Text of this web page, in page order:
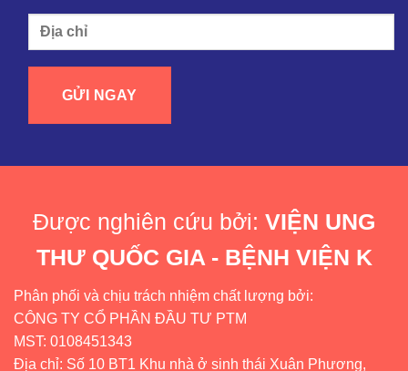
Được nghiên cứu bởi: VIỆN UNG
THƯ QUỐC GIA - BỆNH VIỆN K
Phân phối và chịu trách nhiệm chất lượng bởi:
CÔNG TY CỔ PHẦN ĐẦU TƯ PTM
MST: 0108451343
Địa chỉ: Số 10 BT1 Khu nhà ở sinh thái Xuân Phương,